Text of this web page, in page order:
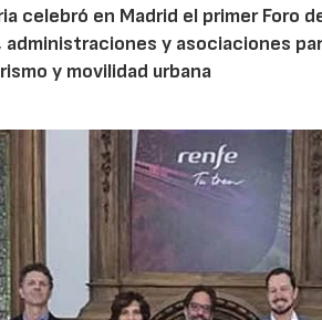
celebró en Madrid el primer Foro
y asociaciones
y movilidad urbana